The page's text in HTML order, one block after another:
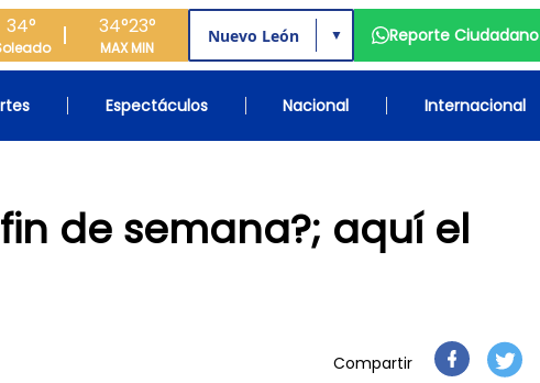
34° 34°
MAX
23°
MIN
▼ Reporte Ciudadano
Espectáculos Nacional Internacional
de semana?; aquí el
Compartir